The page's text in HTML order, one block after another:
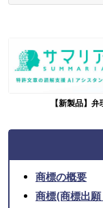
【新製品】
商標の概要
商標(商標出